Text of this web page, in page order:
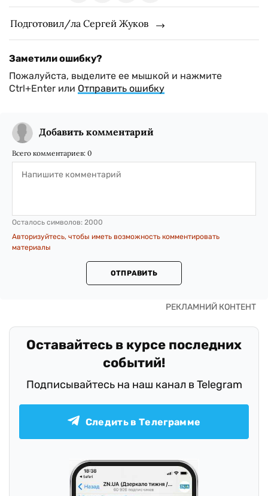
Подготовил/ла Сергей Жуков
Заметили ошибку?
Пожалуйста, выделите ее мышкой и нажмите
Ctrl+Enter или Отправить ошибку
Добавить комментарий
Всего комментариев: 0
Осталось символов: 2000
Авторизуйтесь, чтобы иметь возможность комментировать
материалы
ОТПРАВИТЬ
Оставайтесь в курсе последних
событий!
Подписывайтесь на наш канал в Telegram
Следить в Телеграмме